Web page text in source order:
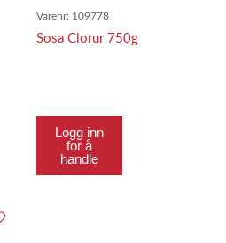
Varenr: 109778
Sosa Clorur 750g
Logg inn
for å
handle